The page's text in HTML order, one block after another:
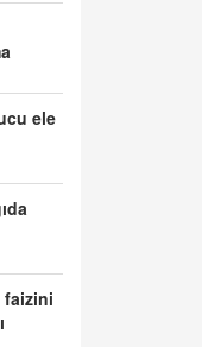
ele
faizini